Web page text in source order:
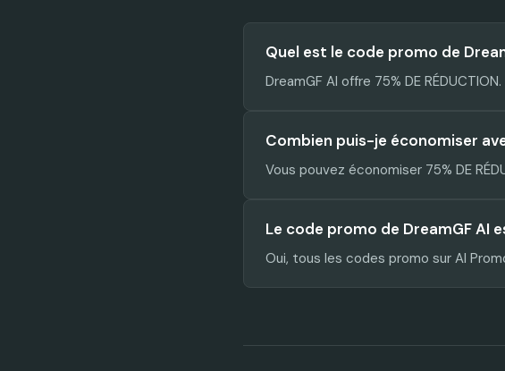
Quel est le code promo de
DreamGF AI offre 75% DE
Combien puis-je économiser
Vous pouvez économiser 75% DE
Le code promo de DreamGF AI
Oui, tous les codes promo sur AI